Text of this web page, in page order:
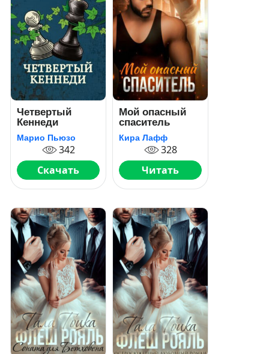
Четвертый
Кеннеди
Марио Пьюзо
342
Скачать
Мой опасный
спаситель
Кира Лафф
328
Читать